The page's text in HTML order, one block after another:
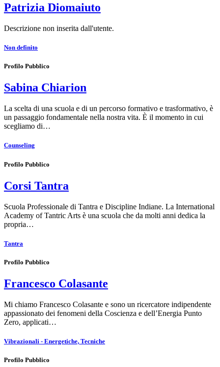
Patrizia Diomaiuto
Descrizione non inserita dall'utente.
Non definito
Profilo Pubblico
Sabina Chiarion
La scelta di una scuola e di un percorso formativo e trasformativo, è
un passaggio fondamentale nella nostra vita. È il momento in cui
scegliamo di…
Counseling
Profilo Pubblico
Corsi Tantra
Scuola Professionale di Tantra e Discipline Indiane. La International
Academy of Tantric Arts è una scuola che da molti anni dedica la
propria…
Tantra
Profilo Pubblico
Francesco Colasante
Mi chiamo Francesco Colasante e sono un ricercatore indipendente
appassionato dei fenomeni della Coscienza e dell’Energia Punto
Zero, applicati…
Vibrazionali - Energetiche, Tecniche
Profilo Pubblico